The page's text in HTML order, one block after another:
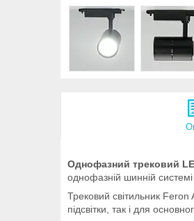
Однофазний трековий
однофазній шинній
Трековий світильник
підсвітки, так і для